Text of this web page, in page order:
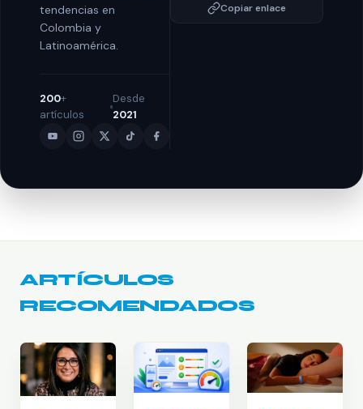
tendencias en
Colombia y
Latinoamérica.
200+
artículos
Desde
2021
Copiar enlace
ARTÍCULOS
RECOMENDADOS